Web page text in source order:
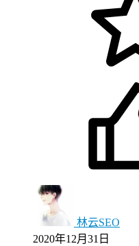
林云SEO
2020年12月31日